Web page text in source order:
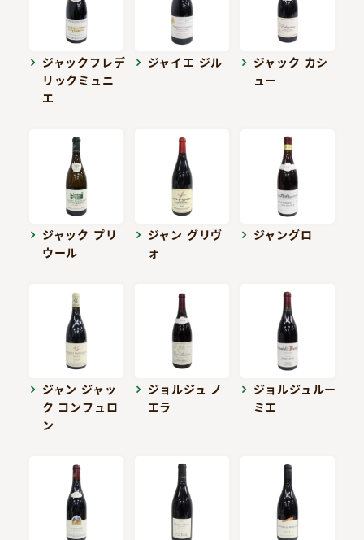
ジャックフレデ
リックミュニ
エ
ジャイエ ジル
ジャック カシ
ュー
ジャック プリ
ウール
ジャン グリヴ
ォ
ジャングロ
ジャン ジャッ
ク コンフュロ
ン
ジョルジュ ノ
エラ
ジョルジュルー
ミエ